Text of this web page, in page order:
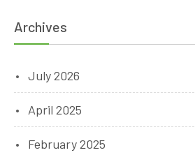
Archives
July 2026
April 2025
February 2025